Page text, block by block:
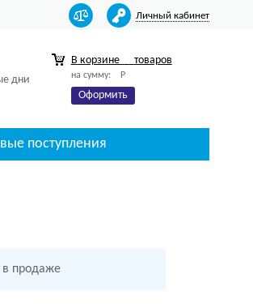
Личный кабинет
дни
В корзине товаров
на сумму: Р
Оформить
поступления
в продаже